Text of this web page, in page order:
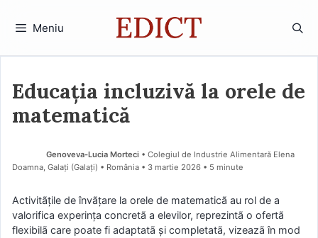
Meniu
Educația incluzivă la orele de
matematică
Genoveva-Lucia Morteci • Colegiul de Industrie Alimentară Elena
Doamna, Galați (Galaţi) • România
3 martie 2026 • 5 minute
Activitãţile de învãţare la orele de matematicã au rol de a
valorifica experinţa concretã a elevilor, reprezintã o ofertã
flexibilã care poate fi adaptatã şi completatã, vizeazã în mod